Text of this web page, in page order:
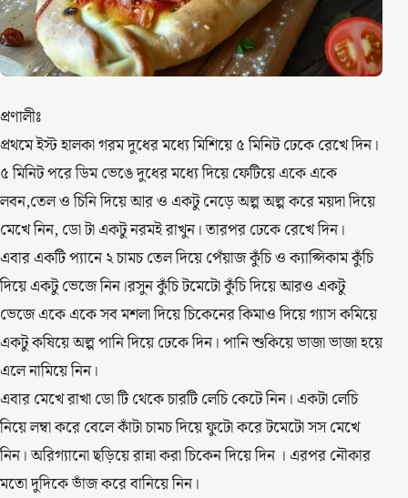
প্রণালীঃ
প্রথমে ইস্ট হালকা গরম দুধের মধ্যে মিশিয়ে ৫ মিনিট ঢেকে রেখে দিন।
৫ মিনিট পরে ডিম ভেঙে দুধের মধ্যে দিয়ে ফেটিয়ে একে একে
লবন,তেল ও চিনি দিয়ে আর ও একটু নেড়ে অল্প অল্প করে ময়দা দিয়ে
মেখে নিন, ডো টা একটু নরমই রাখুন। তারপর ঢেকে রেখে দিন।
এবার একটি প্যানে ২ চামচ তেল দিয়ে পেঁয়াজ কুঁচি ও ক্যাপ্সিকাম কুঁচি
দিয়ে একটু ভেজে নিন।রসুন কুঁচি টমেটো কুঁচি দিয়ে আরও একটু
ভেজে একে একে সব মশলা দিয়ে চিকেনের কিমাও দিয়ে গ্যাস কমিয়ে
একটু কষিয়ে অল্প পানি দিয়ে ঢেকে দিন। পানি শুকিয়ে ভাজা ভাজা হয়ে
এলে নামিয়ে নিন।
এবার মেখে রাখা ডো টি থেকে চারটি লেচি কেটে নিন। একটা লেচি
নিয়ে লম্বা করে বেলে কাঁটা চামচ দিয়ে ফুটো করে টমেটো সস মেখে
নিন। অরিগ্যানো ছড়িয়ে রান্না করা চিকেন দিয়ে দিন । এরপর নৌকার
মতো দুদিকে ভাঁজ করে বানিয়ে নিন।